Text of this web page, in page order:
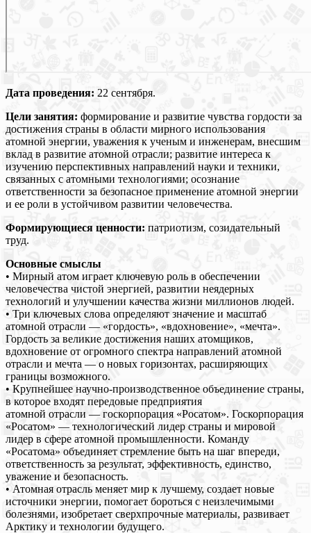
Дата проведения: 22 сентября.
Цели занятия: формирование и развитие чувства гордости за
достижения страны в области мирного использования
атомной энергии, уважения к ученым и инженерам, внесшим
вклад в развитие атомной отрасли; развитие интереса к
изучению перспективных направлений науки и техники,
связанных с атомными технологиями; осознание
ответственности за безопасное применение атомной энергии
и ее роли в устойчивом развитии человечества.
Формирующиеся ценности: патриотизм, созидательный
труд.
Основные смыслы
• Мирный атом играет ключевую роль в обеспечении
человечества чистой энергией, развитии неядерных
технологий и улучшении качества жизни миллионов людей.
• Три ключевых слова определяют значение и масштаб
атомной отрасли — «гордость», «вдохновение», «мечта».
Гордость за великие достижения наших атомщиков,
вдохновение от огромного спектра направлений атомной
отрасли и мечта — о новых горизонтах, расширяющих
границы возможного.
• Крупнейшее научно-производственное объединение страны,
в которое входят передовые предприятия
атомной отрасли — госкорпорация «Росатом». Госкорпорация
«Росатом» — технологический лидер страны и мировой
лидер в сфере атомной промышленности. Команду
«Росатома» объединяет стремление быть на шаг впереди,
ответственность за результат, эффективность, единство,
уважение и безопасность.
• Атомная отрасль меняет мир к лучшему, создает новые
источники энергии, помогает бороться с неизлечимыми
болезнями, изобретает сверхпрочные материалы, развивает
Арктику и технологии будущего.